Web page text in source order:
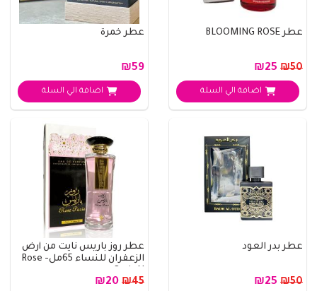
عطر BLOOMING ROSE
₪50
اضافة الي السلة
عطر خمرة
₪59
اضافة الي السلة
عطر بدر العود
₪50
عطر روز باريس نايت من أرض
الزعفران للنساء 65مل- Rose
₪45